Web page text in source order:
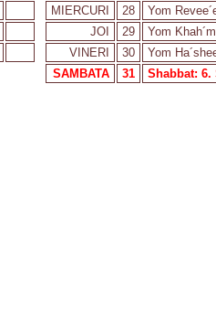
MIERCURI
28
Yom
JOI
29
Yom
VINERI
30
Yom
SAMBATA
31 Shabbat: 6.